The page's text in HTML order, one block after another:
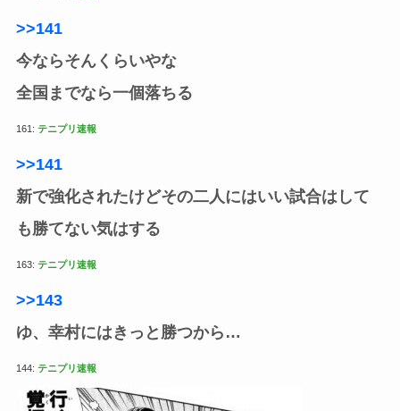
>>141
今ならそんくらいやな
全国までなら一個落ちる
161: テニプリ速報
>>141
新で強化されたけどその二人にはいい試合はして
も勝てない気はする
163: テニプリ速報
>>143
ゆ、幸村にはきっと勝つから…
144: テニプリ速報